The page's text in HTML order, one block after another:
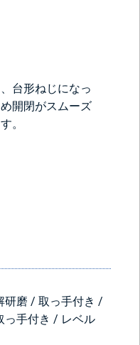
台形ねじになっ
開閉がスムーズ
。
研磨 / 取っ手付き /
っ手付き / レベル